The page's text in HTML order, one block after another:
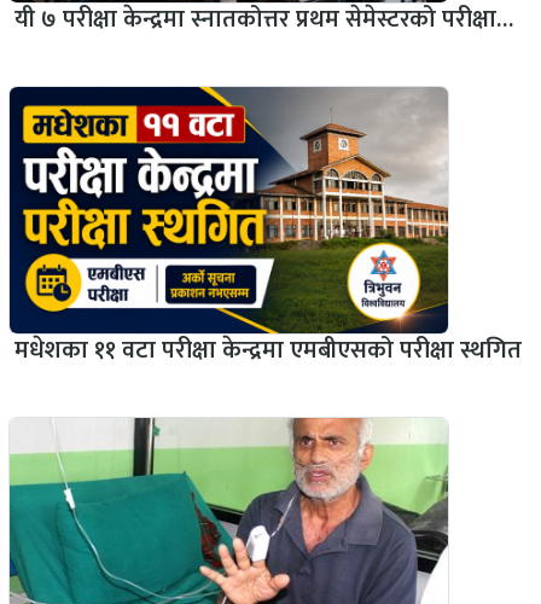
यी ७ परीक्षा केन्द्रमा स्नातकोत्तर प्रथम सेमेस्टरको परीक्षा…
मधेशका ११ वटा परीक्षा केन्द्रमा एमबीएसको परीक्षा स्थगित